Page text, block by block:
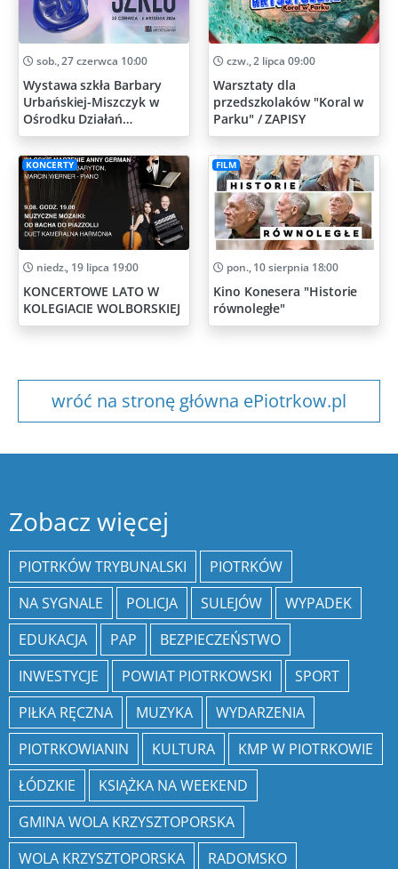
sob., 27 czerwca 10:00
Wystawa szkła Barbary
Urbańskiej-Miszczyk w
Ośrodku Działań
Artystycznych
czw., 2 lipca 09:00
Warsztaty dla
przedszkolaków "Koral w
Parku" / ZAPISY
KONCERTY
niedz., 19 lipca 19:00
KONCERTOWE LATO W
KOLEGIACIE WOLBORSKIEJ
FILM
pon., 10 sierpnia 18:00
Kino Konesera "Historie
równoległe"
wróć na stronę główna ePiotrkow.pl
Zobacz więcej
PIOTRKÓW TRYBUNALSKI
PIOTRKÓW
NA SYGNALE
POLICJA SULEJÓW
WYPADEK
EDUKACJA
PAP
BEZPIECZEŃSTWO
INWESTYCJE
POWIAT PIOTRKOWSKI
SPORT
PIŁKA RĘCZNA
MUZYKA
WYDARZENIA
PIOTRKOWIANIN
KULTURA
KMP W PIOTRKOWIE
ŁÓDZKIE
KSIĄŻKA NA WEEKEND
GMINA WOLA KRZYSZTOPORSKA
WOLA KRZYSZTOPORSKA
RADOMSKO